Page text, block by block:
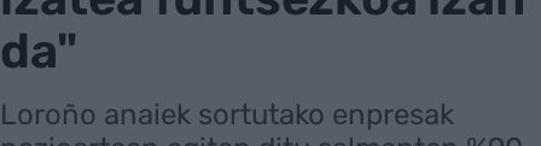
da"
Loroño anaiek sortutako enpresak